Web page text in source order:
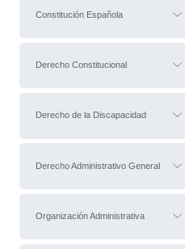
Constitución Española
Derecho Constitucional
Derecho de la Discapacidad
Derecho Administrativo General
Organización Administrativa